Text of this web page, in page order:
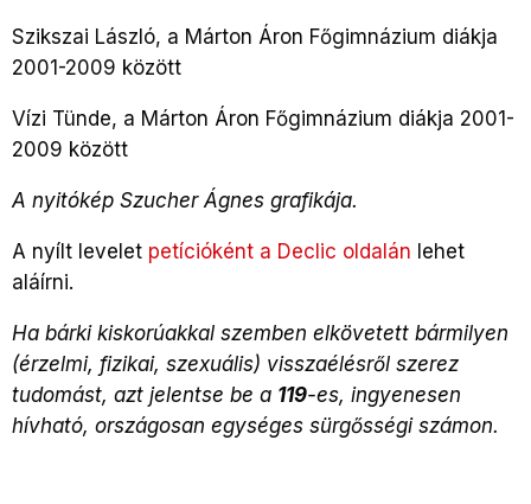
Szikszai László, a Márton Áron Főgimnázium diákja
2001-2009 között
Vízi Tünde, a Márton Áron Főgimnázium diákja 2001-
2009 között
A nyitókép Szucher Ágnes grafikája.
A nyílt levelet petícióként a Declic oldalán lehet
aláírni.
Ha bárki kiskorúakkal szemben elkövetett bármilyen
(érzelmi, fizikai, szexuális) visszaélésről szerez
tudomást, azt jelentse be a 119-es, ingyenesen
hívható, országosan egységes sürgősségi számon.